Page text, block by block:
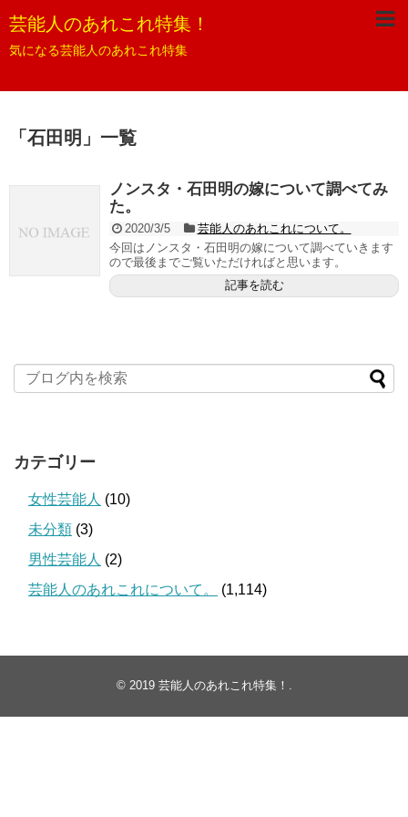
芸能人のあれこれ特集！
気になる芸能人のあれこれ特集
「 石田明 」 一覧
ノンスタ・石田明の嫁について調べてみ
た。
2020/3/5
芸能人のあれこれについて。
今回はノンスタ・石田明の嫁について調べていきます
ので最後までご覧いただければと思います。
記事を読む
カテゴリー
女性芸能人 (10)
未分類 (3)
男性芸能人 (2)
芸能人のあれこれについて。
(1,114)
© 2019 芸能人のあれこれ特集！